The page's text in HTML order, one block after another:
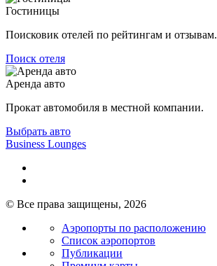
Гостиницы
Поисковик отелей по рейтингам и отзывам.
Поиск отеля
Аренда авто
Прокат автомобиля в местной компании.
Выбрать авто
Business Lounges
© Все права защищены, 2026
Аэропорты по расположению
Список аэропортов
Публикации